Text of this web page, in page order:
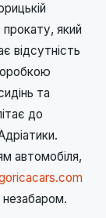
прокату, який
відсутність
та
до
автомобіля,